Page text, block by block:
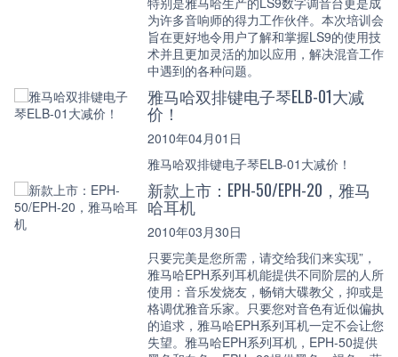
为许多音响师的得力工作伙伴。本次培训会
旨在更好地令用户了解和掌握LS9的使用技
术并且更加灵活的加以应用，解决混音工作
中遇到的各种问题。
雅马哈双排键电子琴ELB-01大减
价！
2010年04月01日
雅马哈双排键电子琴ELB-01大减价！
新款上市：EPH-50/EPH-20，雅马
哈耳机
2010年03月30日
只要完美是您所需，请交给我们来实现”，
雅马哈EPH系列耳机能提供不同阶层的人所
使用：音乐发烧友，畅销大碟教父，抑或是
格调优雅音乐家。只要您对音色有近似偏执
的追求，雅马哈EPH系列耳机一定不会让您
失望。雅马哈EPH系列耳机，EPH-50提供